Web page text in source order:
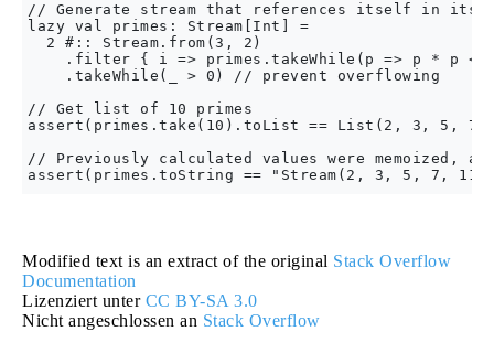
// Generate stream that references itself in its
lazy val primes: Stream[Int] =
  2 #:: Stream.from(3, 2)
.filter { i => primes.takeWhile(p => p * p
    .takeWhile(_ > 0) // prevent overflowing
// Get list of 10 primes
assert(primes.take(10).toList == List(2, 3, 5,
// Previously calculated values were memoized, as
Modified text is an extract of the original Stack Overflow
Documentation
Lizenziert unter CC BY-SA 3.0
Nicht angeschlossen an Stack Overflow